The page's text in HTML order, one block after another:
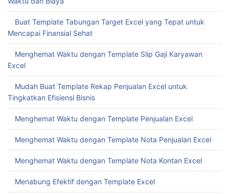
Buat Template Tabungan Target Excel yang Tepat untuk
Mencapai Finansial Sehat
Menghemat Waktu dengan Template Slip Gaji Karyawan
Excel
Mudah Buat Template Rekap Penjualan Excel untuk
Tingkatkan Efisiensi Bisnis
Menghemat Waktu dengan Template Penjualan Excel
Menghemat Waktu dengan Template Nota Penjualan Excel
Menghemat Waktu dengan Template Nota Kontan Excel
Menabung Efektif dengan Template Excel